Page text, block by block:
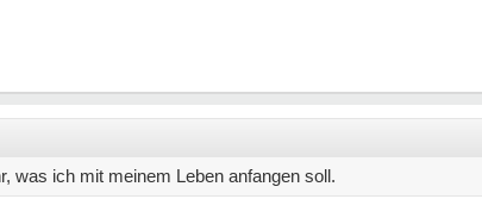
was ich mit meinem Leben anfangen soll.